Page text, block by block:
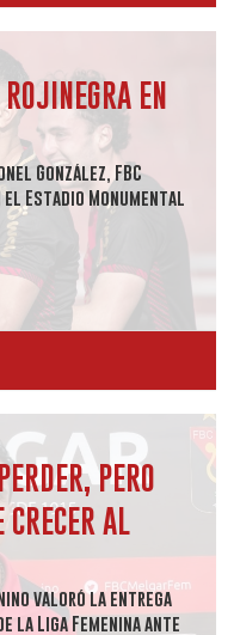
EN
González, FBC
Estadio Monumental
PERO
AL
valoró la entrega
la Liga Femenina ante